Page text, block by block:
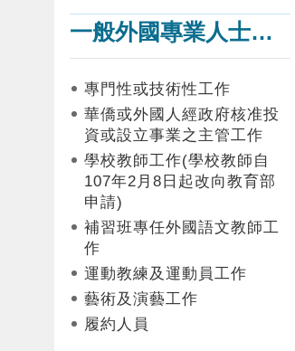
一般外國專業人士在臺工作
專門性或技術性工作
華僑或外國人經政府核准投
資或設立事業之主管工作
學校教師工作(學校教師自
107年2月8日起改向教育部
申請)
補習班專任外國語文教師工
作
運動教練及運動員工作
藝術及演藝工作
履約人員